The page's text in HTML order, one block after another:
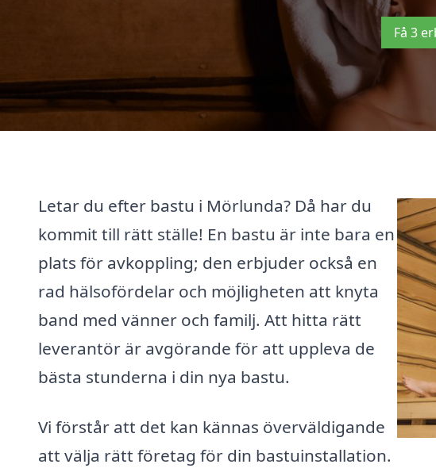
Få 3
Letar du efter bastu i Mörlunda? Då har du
kommit till rätt ställe! En bastu är inte bara en
plats för avkoppling; den erbjuder också en
rad hälsofördelar och möjligheten att knyta
band med vänner och familj. Att hitta rätt
leverantör är avgörande för att uppleva de
bästa stunderna i din nya bastu.
Vi förstår att det kan kännas överväldigande
att välja rätt företag för din bastuinstallation.